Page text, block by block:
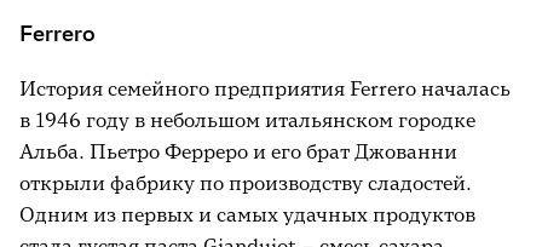
Ferrero
История семейного предприятия Ferrero началась
в 1946 году в небольшом итальянском городке
Альба. Пьетро Ферреро и его брат Джованни
открыли фабрику по производству сладостей.
Одним из первых и самых удачных продуктов